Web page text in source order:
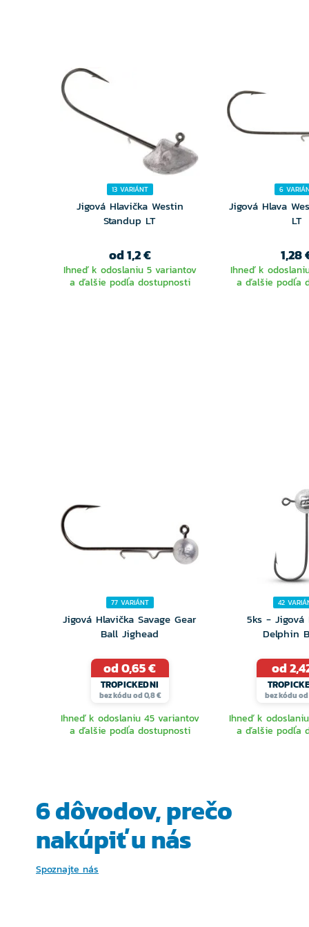
13 VARIÁNT
Jigová Hlavička Westin
Standup LT
od 1,2 €
Ihneď k odoslaniu 5 variantov
a ďalšie podľa dostupnosti
6
Jigová Hlava
LT
1,28
Ihneď k
a ďalšie podľa
77 VARIÁNT
Jigová Hlavička Savage Gear
Ball Jighead
od 0,65 €
TROPICKEDNI
bez kódu od 0,8 €
Ihneď k odoslaniu 45 variantov
a ďalšie podľa dostupnosti
42
5ks - Jigová
Delphin
od
bez kódu od
Ihneď k
a ďalšie podľa
6 dôvodov, prečo
nakúpiť u nás
Spoznajte nás